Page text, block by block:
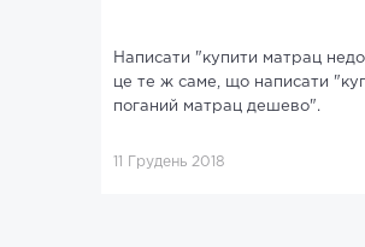
Написати "купити матрац
це те ж саме, що написати
поганий матрац дешево".
11 Грудень 2018